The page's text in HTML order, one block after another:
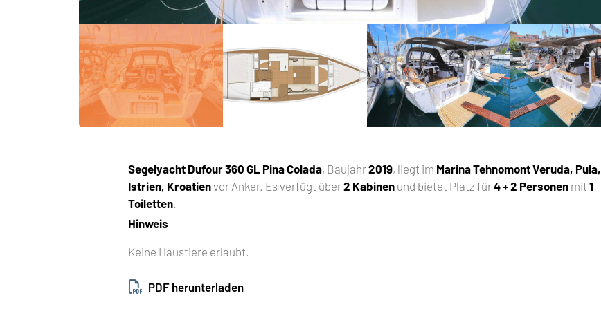
Segelyacht Dufour 360 GL Pina Colada, Baujahr2019, liegt im Marina Tehnomont Veruda, Pula,
Istrien, Kroatienvor Anker. Es verfügt über2 Kabinen und bietet Platz für4 + 2 Personen mit1
Toiletten
Hinweis
Keine Haustiere erlaubt.
PDF herunterladen